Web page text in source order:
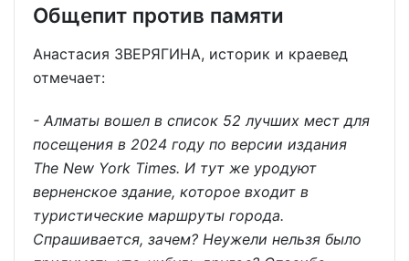
Общепит против памяти
Анастасия ЗВЕРЯГИНА, историк и краевед
отмечает:
- Алматы вошел в список 52 лучших мест для
посещения в 2024 году по версии издания
The New York Times. И тут же уродуют
верненское здание, которое входит в
туристические маршруты города.
Спрашивается, зачем? Неужели нельзя было